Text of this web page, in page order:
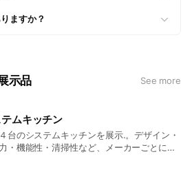
ますか？
示品 See more
ムキッチン
台のシステムキッチンを展示.。デザイン・
・機能性・清掃性など、メーカーごとに特